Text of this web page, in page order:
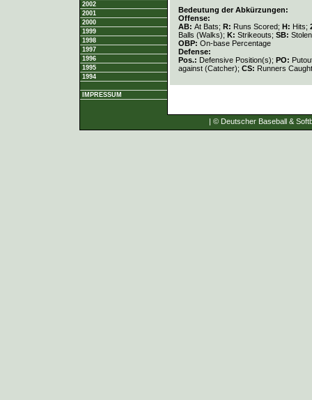
2002
2001
2000
1999
1998
1997
1996
1995
1994
IMPRESSUM
Bedeutung der Abkürzungen:
Offense:
AB: At Bats; R: Runs Scored; H: Hits;
Balls (Walks); K: Strikeouts; SB:
OBP: On-base Percentage
Defense:
Pos.: Defensive Position(s); PO:
against (Catcher); CS: Runners
| © Deutscher Baseball &